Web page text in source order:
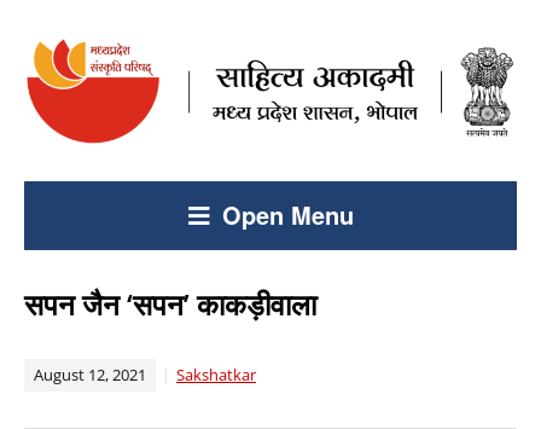
Open Menu
सपन जैन ‘सपन’ काकड़ीवाला
August 12, 2021 Sakshatkar